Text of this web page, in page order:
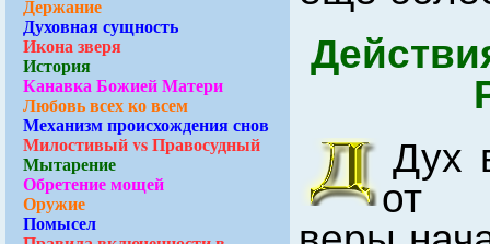
Держание
Духовная сущность
Икона зверя
История
Канавка Божией Матери
Любовь всех ко всем
Механизм происхождения снов
Милостивый vs Правосудный
Мытарение
Обретение мощей
Оружие
Помысел
Дух
от